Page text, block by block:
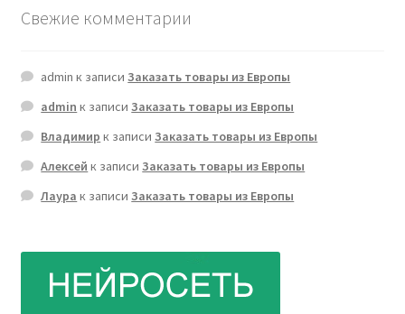
Свежие комментарии
admin к записиЗаказать товары из Европы
admin к записиЗаказать товары из Европы
Владимир к записиЗаказать товары из Европы
Алексей к записиЗаказать товары из Европы
Лаура к записиЗаказать товары из Европы